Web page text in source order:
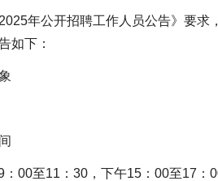
年公开招聘工作人员公告》要求
如下：
00至11：30，下午15：00至17：